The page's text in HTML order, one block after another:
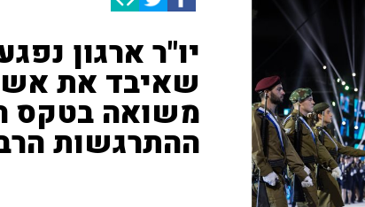
יו"ר ארגון
משואה בטקס
ההתרגשות